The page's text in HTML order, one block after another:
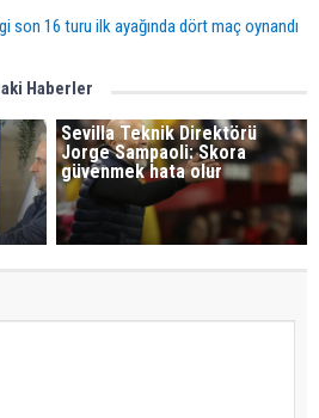
son 16 turu ilk ayağında dört maç oynandı
Haberler
Sevilla Teknik Direktörü
Jorge Sampaoli: Skora
güvenmek hata olur